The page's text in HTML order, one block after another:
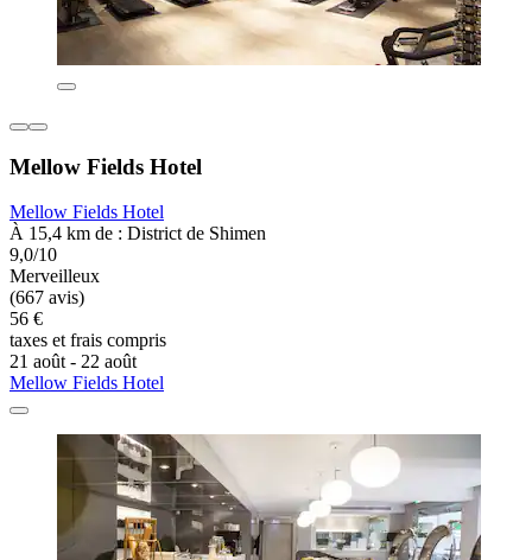
Mellow Fields Hotel
Mellow Fields Hotel
À 15,4 km de : District de Shimen
9,0/10
Merveilleux
(667 avis)
56 €
taxes et frais compris
21 août - 22 août
Mellow Fields Hotel